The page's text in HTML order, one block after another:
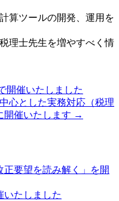
算ツールの開発、運用を
理士先生を増やすべく情
開催いたしました
心とした実務対応（税理
開催いたします →
要望を読み解く」を開
いたしました